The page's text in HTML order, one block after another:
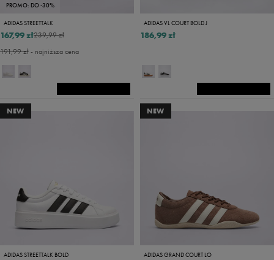
PROMO: DO -30%
ADIDAS STREETTALK
239,99 zł
167,99 zł
191,99 zł- najniższa cena
ADIDAS VL COURT BOLD J
186,99 zł
NEW
ADIDAS STREETTALK BOLD
NEW
ADIDAS GRAND COURT LO